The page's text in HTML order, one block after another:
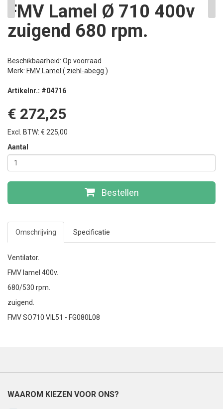
FMV Lamel Ø 710 400v
zuigend 680 rpm.
Beschikbaarheid: Op voorraad
Merk: FMV Lamel ( ziehl-abegg )
Artikelnr.: #04716
€ 272,25
Excl. BTW: € 225,00
Aantal
Bestellen
Omschrijving Specificatie
Ventilator.
FMV lamel 400v.
680/530 rpm.
zuigend.
FMV SO710 VIL51 - FG080L08
WAAROM KIEZEN VOOR ONS?